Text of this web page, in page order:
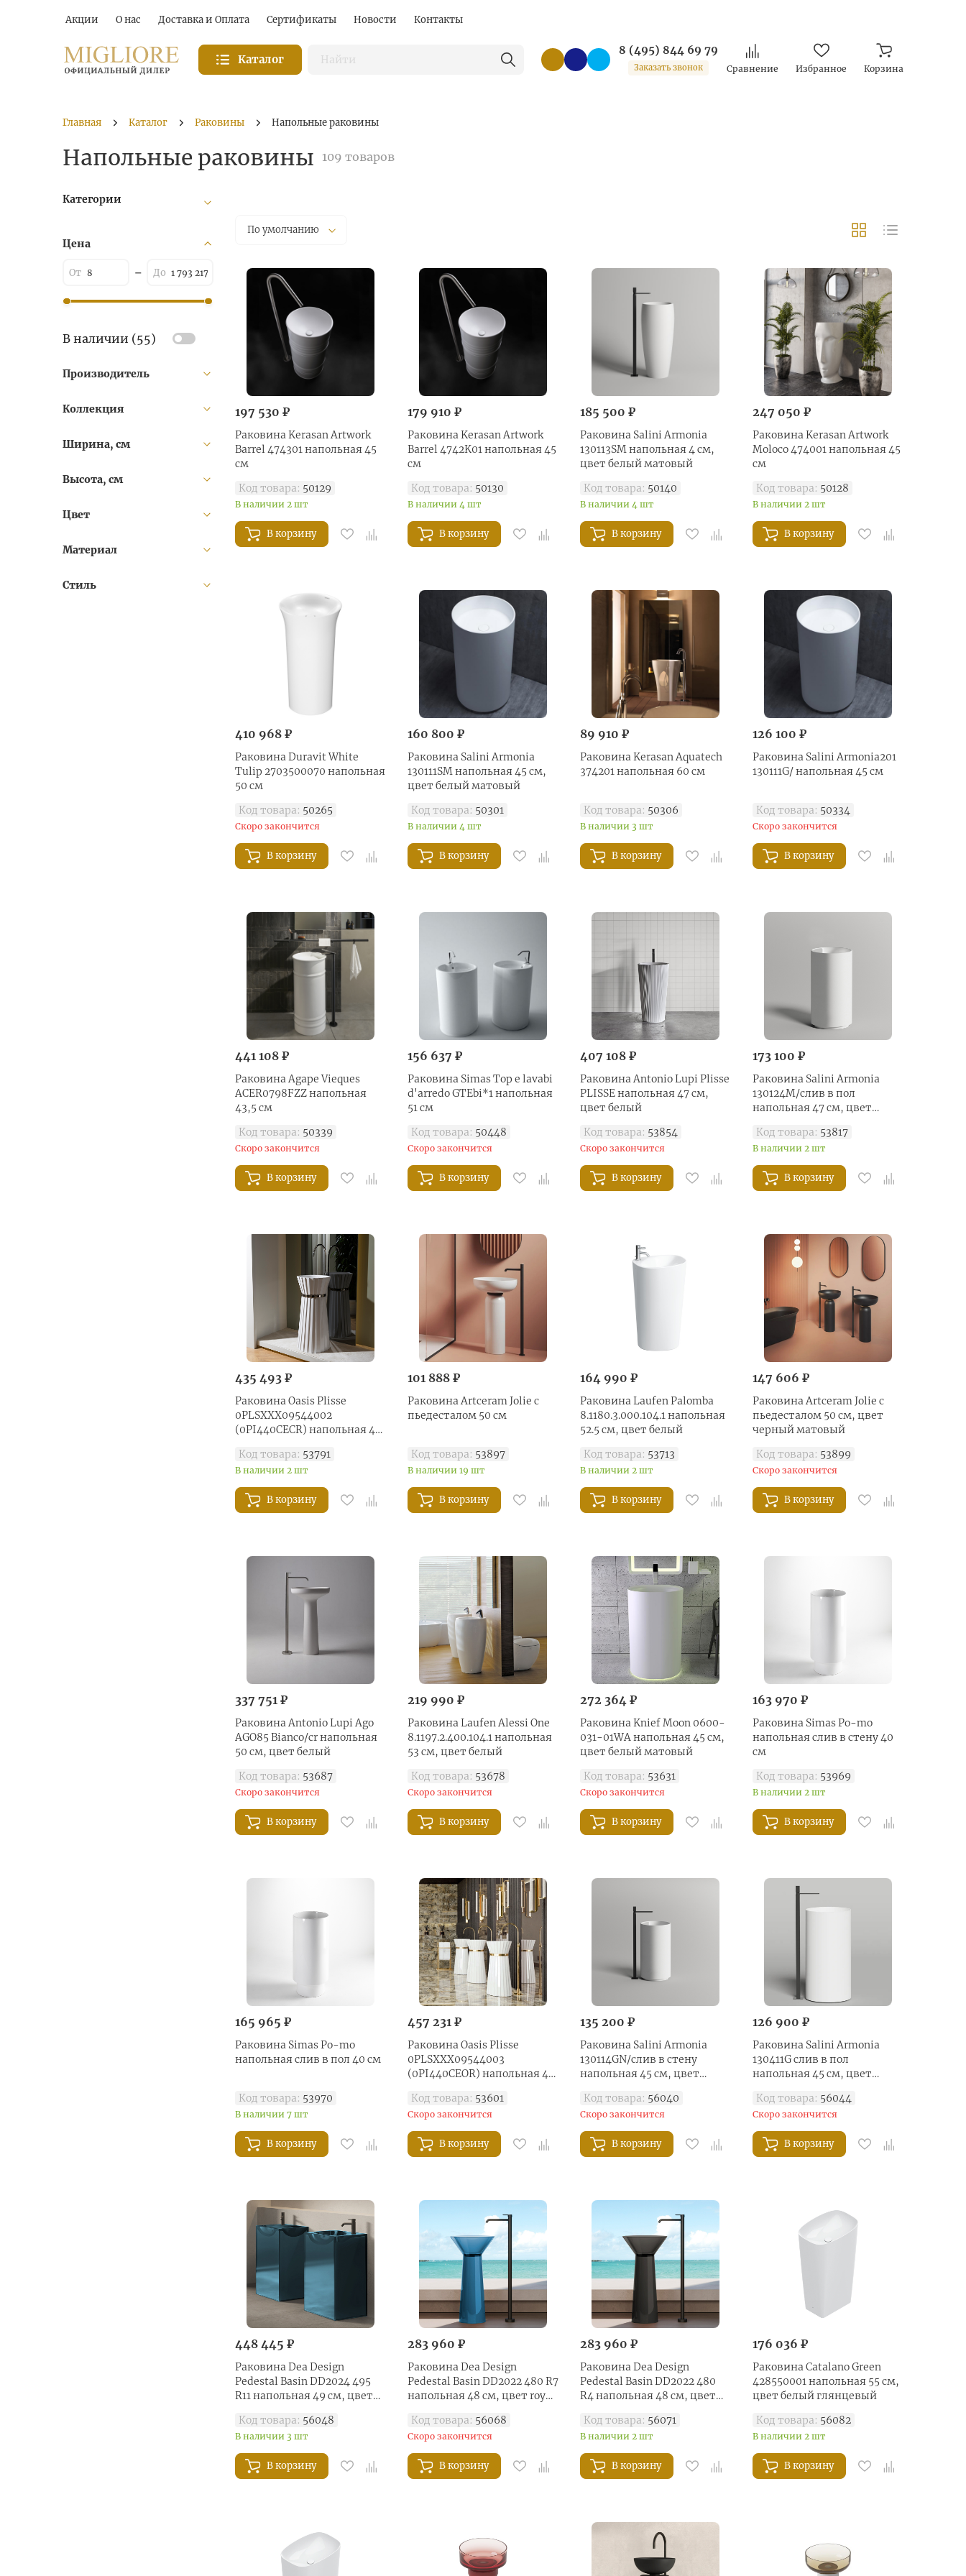
Акции О нас Доставка и Оплата Сертификаты Новости Контакты
Каталог
8 (495) 844 69 79
Заказать звонок Сравнение Избранное Корзина
Главная Каталог Раковины Напольные раковины
Напольные раковины 109 товаров
По умолчанию
197 530 ₽
Раковина Kerasan Artwork
Barrel 474301 напольная 45
см
Код товара: 50129
В наличии 2 шт
В корзину
179 910 ₽
Раковина Kerasan Artwork
Barrel 4742K01 напольная 45
см
Код товара: 50130
В наличии 4 шт
В корзину
185 500 ₽
Раковина Salini Armonia
130113SM напольная 4 cм,
цвет белый матовый
Код товара: 50140
В наличии 4 шт
В корзину
247 050 ₽
Раковина Kerasan Artwork
Moloco 474001 напольная 45
см
Код товара: 50128
В наличии 2 шт
В корзину
410 968 ₽
Раковина Duravit White
Tulip 2703500070 напольная
50 см
Код товара: 50265
Скоро закончится
В корзину
160 800 ₽
Раковина Salini Armonia
130111SM напольная 45 см,
цвет белый матовый
Код товара: 50301
В наличии 4 шт
В корзину
89 910 ₽
Раковина Kerasan Aquatech
374201 напольная 60 см
Код товара: 50306
В наличии 3 шт
В корзину
126 100 ₽
Раковина Salini Armonia201
130111G/ напольная 45 см
Код товара: 50334
Скоро закончится
В корзину
441 108 ₽
Раковина Agape Vieques
ACER0798FZZ напольная
43,5 см
Код товара: 50339
Скоро закончится
В корзину
156 637 ₽
Раковина Simas Top e lavabi
d'arredo GTEbi*1 напольная
51 см
Код товара: 50448
Скоро закончится
В корзину
407 108 ₽
Раковина Antonio Lupi Plisse
PLISSE напольная 47 см,
цвет белый
Код товара: 53854
Скоро закончится
В корзину
173 100 ₽
Раковина Salini Armonia
130124M/слив в пол
напольная 47 см, цвет
Код товара: 53817
В наличии 2 шт
В корзину
435 493 ₽
Раковина Oasis Plisse
0PLSXXX09544002
(0PI440CECR) напольная 44
Код товара: 53791
В наличии 2 шт
В корзину
101 888 ₽
Раковина Artceram Jolie с
пьедесталом 50 см
Код товара: 53897
В наличии 19 шт
В корзину
164 990 ₽
Раковина Laufen Palomba
8.1180.3.000.104.1 напольная
52.5 см, цвет белый
Код товара: 53713
В наличии 2 шт
В корзину
147 606 ₽
Раковина Artceram Jolie с
пьедесталом 50 см, цвет
черный матовый
Код товара: 53899
Скоро закончится
В корзину
337 751 ₽
Раковина Antonio Lupi Ago
AGO85 Bianco/cr напольная
50 см, цвет белый
Код товара: 53687
Скоро закончится
В корзину
219 990 ₽
Раковина Laufen Alessi One
8.1197.2.400.104.1 напольная
53 см, цвет белый
Код товара: 53678
Скоро закончится
В корзину
272 364 ₽
Раковина Knief Moon 0600-
031-01WA напольная 45 см,
цвет белый матовый
Код товара: 53631
Скоро закончится
В корзину
163 970 ₽
Раковина Simas Po-mo
напольная слив в стену 40
см
Код товара: 53969
В наличии 2 шт
В корзину
165 965 ₽
Раковина Simas Po-mo
напольная слив в пол 40 см
Код товара: 53970
В наличии 7 шт
В корзину
457 231 ₽
Раковина Oasis Plisse
0PLSXXX09544003
(0PI440CEOR) напольная 44
Код товара: 53601
Скоро закончится
В корзину
135 200 ₽
Раковина Salini Armonia
130114GN/слив в стену
напольная 45 см, цвет
Код товара: 56040
Скоро закончится
В корзину
126 900 ₽
Раковина Salini Armonia
130411G слив в пол
напольная 45 см, цвет
Код товара: 56044
Скоро закончится
В корзину
448 445 ₽
Раковина Dea Design
Pedestal Basin DD2024 495
R11 напольная 49 см, цвет
Код товара: 56048
В наличии 3 шт
В корзину
283 960 ₽
Раковина Dea Design
Pedestal Basin DD2022 480 R7
напольная 48 см, цвет royal
Код товара: 56068
Скоро закончится
В корзину
283 960 ₽
Раковина Dea Design
Pedestal Basin DD2022 480
R4 напольная 48 см, цвет
Код товара: 56071
В наличии 2 шт
В корзину
176 036 ₽
Раковина Catalano Green
428550001 напольная 55 см,
цвет белый глянцевый
Код товара: 56082
В наличии 2 шт
В корзину
Категории
Цена
В наличии (55)
Производитель
Коллекция
Ширина, см
Высота, см
Цвет
Материал
Стиль